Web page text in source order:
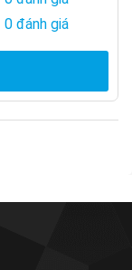
| 0 đánh giá